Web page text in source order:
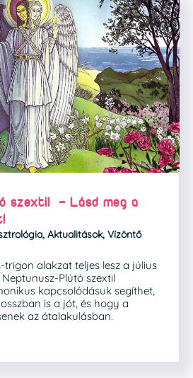
szextil – Lásd meg a
, Aktualitások, Vízöntő
trigon alakzat teljes lesz a július
Plútó szextil
kapcsolódásuk segíthet,
is a jót, és hogy a
az átalakulásban.